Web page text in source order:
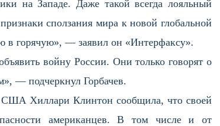
на Западе. Даже такой всегда лояльный
сползания мира к новой глобальной
в горячую», — заявил он «Интерфаксу».
войну России. Они только говорят о
— подчеркнул Горбачев.
США Хиллари Клинтон сообщила, что своей
американцев. В том числе и от